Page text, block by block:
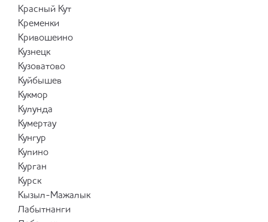
Красный Кут
Кременки
Кривошеино
Кузнецк
Кузоватово
Куйбышев
Кукмор
Кулунда
Кумертау
Кунгур
Купино
Курган
Курск
Кызыл-Мажалык
Лабытнанги